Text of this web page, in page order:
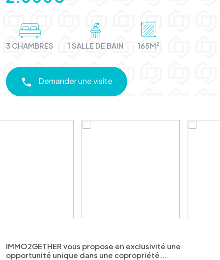
3 CHAMBRES 1 SALLE DE BAIN 165M2
Demander une visite
IMMO2GETHER vous propose en exclusivité une
opportunité unique dans une copropriété...